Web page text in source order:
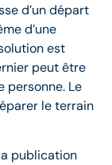
d’un départ
d’une
est
peut être
personne. Le
le terrain
publication